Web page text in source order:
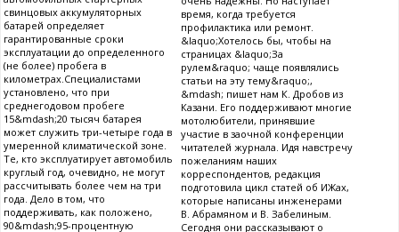
свинцовых аккумуляторных
батарей определяет
гарантированные сроки
эксплуатации до определенного
(не более) пробега в
километрах.Специалистами
установлено, что при
среднегодовом пробеге
15&mdash;20 тысяч батарея
может служить три-четыре года в
умеренной климатической зоне.
Те, кто эксплуатирует автомобиль
круглый год, очевидно, не могут
рассчитывать более чем на три
года. Дело в том, что
поддерживать, как положено,
90&mdash;95-процентную
время, когда требуется
профилактика или ремонт.
&laquo;Хотелось бы, чтобы на
страницах &laquo;За
рулем&raquo; чаще появлялись
статьи на эту тему&raquo;,
&mdash; пишет нам К. Дробов из
Казани. Его поддерживают многие
мотолюбители, принявшие
участие в заочной конференции
читателей журнала. Идя навстречу
пожеланиям наших
корреспондентов, редакция
подготовила цикл статей об ИЖах,
которые написаны инженерами
В. Абрамяном и В. Забелиным.
Сегодня они рассказывают о